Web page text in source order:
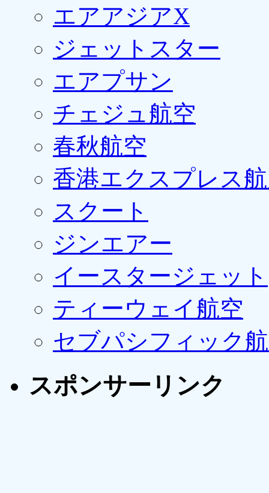
エアアジアX
ジェットスター
エアプサン
チェジュ航空
春秋航空
香港エクスプレス
スクート
ジンエアー
イースタージェット
ティーウェイ航空
セブパシフィック
スポンサーリンク